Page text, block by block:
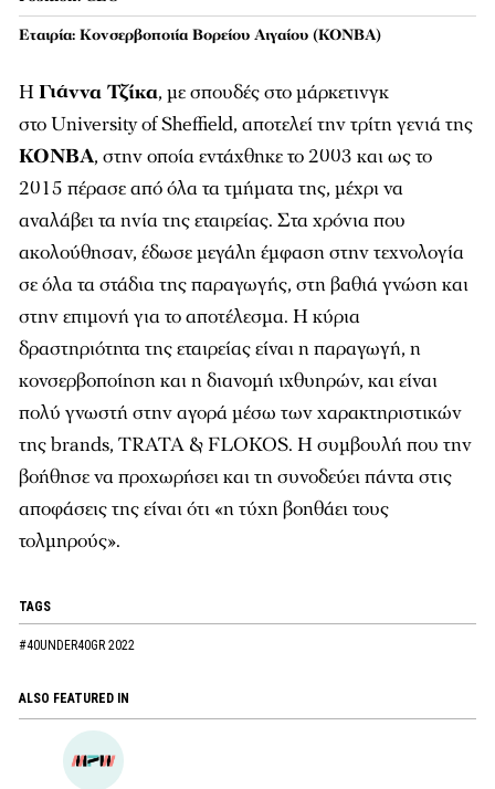
Εταιρία: Κονσερβοποιία Βορείου Αιγαίου (ΚΟΝΒΑ)
ΗΓιάννα Τζίκα, με σπουδές στο μάρκετινγκ
στο University of Sheffield, αποτελεί την τρίτη γενιά της
ΚΟΝΒΑ, στην οποία εντάχθηκε το 2003 και ως το
2015 πέρασε από όλα τα τμήματα της, μέχρι να
αναλάβει τα ηνία της εταιρείας. Στα χρόνια που
ακολούθησαν, έδωσε μεγάλη έμφαση στην τεχνολογία
σε όλα τα στάδια της παραγωγής, στη βαθιά γνώση και
στην επιμονή για το αποτέλεσμα. Η κύρια
δραστηριότητα της εταιρείας είναι η παραγωγή, η
κονσερβοποίηση και η διανομή ιχθυηρών, και είναι
πολύ γνωστή στην αγορά μέσω των χαρακτηριστικών
της brands, TRATA & FLOKOS. Η συμβουλή που την
βοήθησε να προχωρήσει και τη συνοδεύει πάντα στις
αποφάσεις της είναι ότι «η τύχη βοηθάει τους
τολμηρούς».
TAGS
#40UNDER40GR 2022
ALSO FEATURED IN